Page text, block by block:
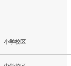
小学校区